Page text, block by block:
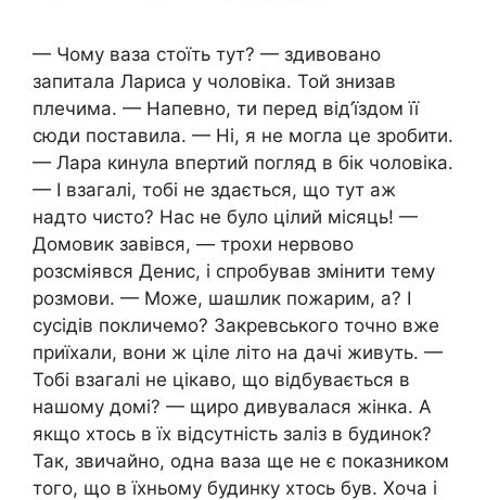
— Чому ваза стоїть тут? — здивовано
запитала Лариса у чоловіка. Той знизав
плечима. — Напевно, ти перед від’їздом її
сюди поставила. — Ні, я не могла це зробити.
— Лара кинула впертий погляд в бік чоловіка.
— І взагалі, тобі не здається, що тут аж
надто чисто? Нас не було цілий місяць! —
Домовик завівся, — трохи нервово
розсміявся Денис, і спробував змінити тему
розмови. — Може, шашлик пожарим, а? І
сусідів покличемо? Закревського точно вже
приїхали, вони ж ціле літо на дачі живуть. —
Тобі взагалі не цікаво, що відбувається в
нашому домі? — щиро дивувалася жінка. А
якщо хтось в їх відсутність заліз в будинок?
Так, звичайно, одна ваза ще не є показником
того, що в їхньому будинку хтось був. Хоча і